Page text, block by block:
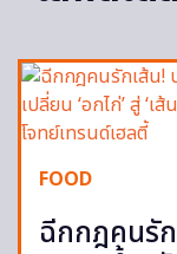
FOOD
ฉีกกฎคนรั